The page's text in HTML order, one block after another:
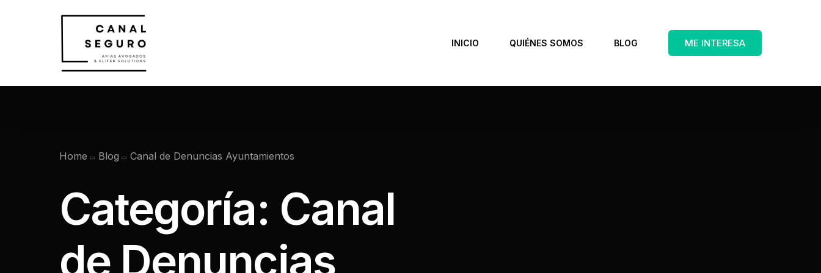
INICIO QUIÉNES SOMOS BLOG ME INTERESA
Home Blog Canal de Denuncias Ayuntamientos
Categoría: Canal
de Denuncias